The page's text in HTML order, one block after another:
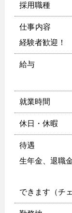
採用職種
仕事内容 森
経験者歓迎！
給与
昇給・
就業時間 8
休日・休暇
待遇 雇用
生年金、退職
業務上必
できます（チ